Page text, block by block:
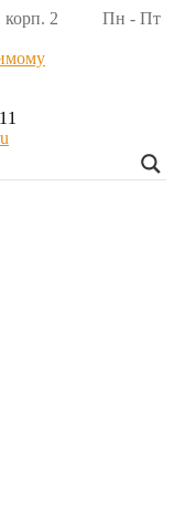
корп. 2 Пн - Пт